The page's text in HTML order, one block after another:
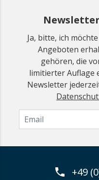
Ja, bitte, ich
Angeboten
gehören, die
limitierter Auflage
Newsletter
+49